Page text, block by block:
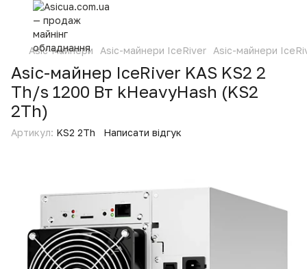
Asic-майнери Asic-майнери IceRiver Asic-майнери
Asic-майнер IceRiver KAS KS2 2
Th/s 1200 Вт kHeavyHash (KS2
2Th)
Артикул: KS2 2Th Написати відгук